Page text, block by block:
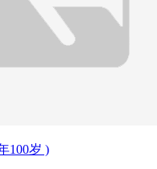
100岁 )